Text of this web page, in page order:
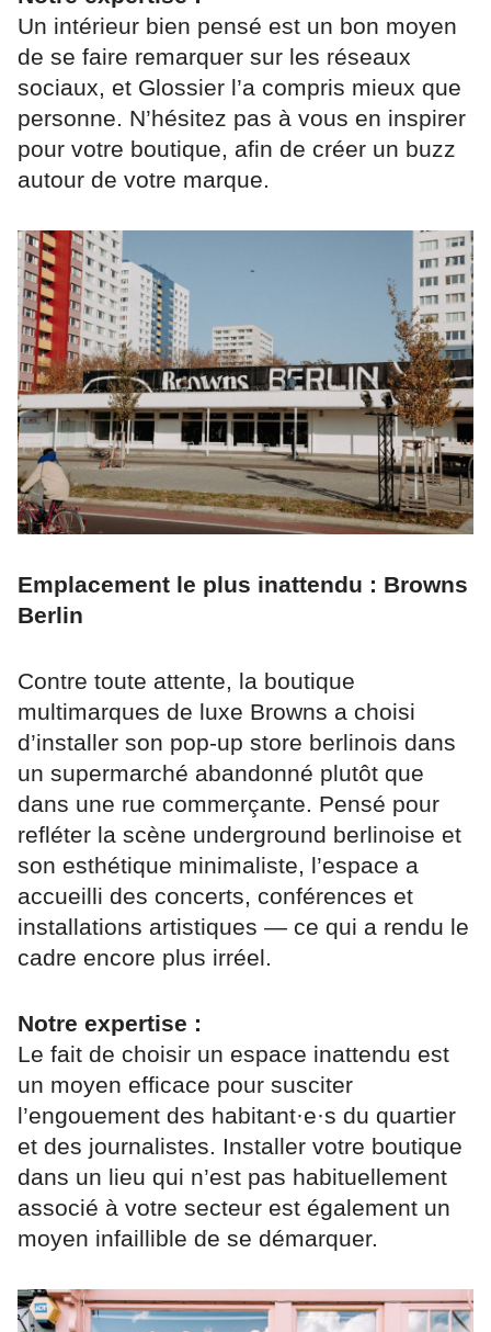
Un intérieur bien pensé est un bon moyen
de se faire remarquer sur les réseaux
sociaux, et Glossier l’a compris mieux que
personne. N’hésitez pas à vous en inspirer
pour votre boutique, afin de créer un buzz
autour de votre marque.
Emplacement le plus inattendu : Browns
Berlin
Contre toute attente, la boutique
multimarques de luxe Browns a choisi
d’installer son pop-up store berlinois dans
un supermarché abandonné plutôt que
dans une rue commerçante. Pensé pour
refléter la scène underground berlinoise et
son esthétique minimaliste, l’espace a
accueilli des concerts, conférences et
installations artistiques — ce qui a rendu le
cadre encore plus irréel.
Notre expertise :
Le fait de choisir un espace inattendu est
un moyen efficace pour susciter
l’engouement des habitant·e·s du quartier
et des journalistes. Installer votre boutique
dans un lieu qui n’est pas habituellement
associé à votre secteur est également un
moyen infaillible de se démarquer.